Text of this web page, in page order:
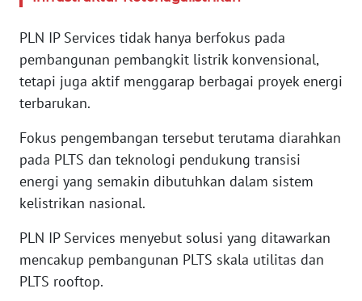
PLN IP Services tidak hanya berfokus pada
pembangunan pembangkit listrik konvensional,
tetapi juga aktif menggarap berbagai proyek energi
terbarukan.
Fokus pengembangan tersebut terutama diarahkan
pada PLTS dan teknologi pendukung transisi
energi yang semakin dibutuhkan dalam sistem
kelistrikan nasional.
PLN IP Services menyebut solusi yang ditawarkan
mencakup pembangunan PLTS skala utilitas dan
PLTS rooftop.
WN
SERAMBI
JAMBI
WN
SULTRA
WN
NTB